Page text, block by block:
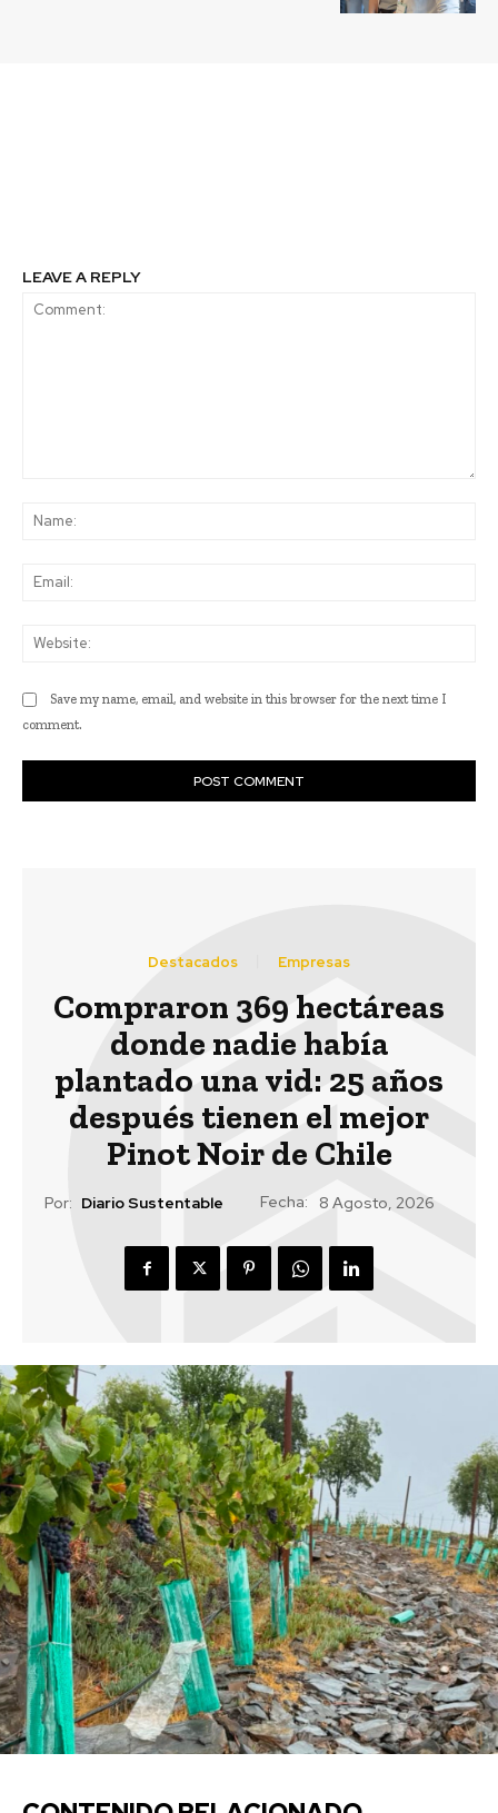
LEAVE A REPLY
Save my name, email, and website in this browser for the next time I
comment.